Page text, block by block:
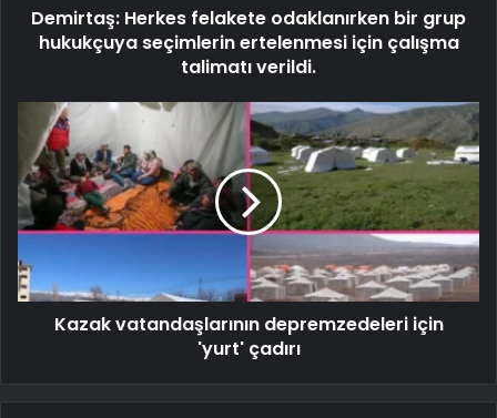
Demirtaş: Herkes felakete odaklanırken bir grup
hukukçuya seçimlerin ertelenmesi için çalışma
talimatı verildi.
Kazak vatandaşlarının depremzedeleri için
'yurt' çadırı